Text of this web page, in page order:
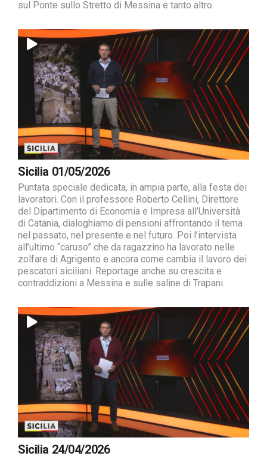
sul Ponte sullo Stretto di Messina e tanto altro.
Sicilia 01/05/2026
Puntata speciale dedicata, in ampia parte, alla festa dei
lavoratori. Con il professore Roberto Cellini, Direttore
del Dipartimento di Economia e Impresa all’Università
di Catania, dialoghiamo di pensioni affrontando il tema
nel passato, nel presente e nel futuro. Poi l’intervista
all’ultimo “caruso” che da ragazzino ha lavorato nelle
zolfare di Agrigento e ancora come cambia il lavoro dei
pescatori siciliani. Reportage anche su crescita e
contraddizioni a Messina e sulle saline di Trapani.
Sicilia 24/04/2026